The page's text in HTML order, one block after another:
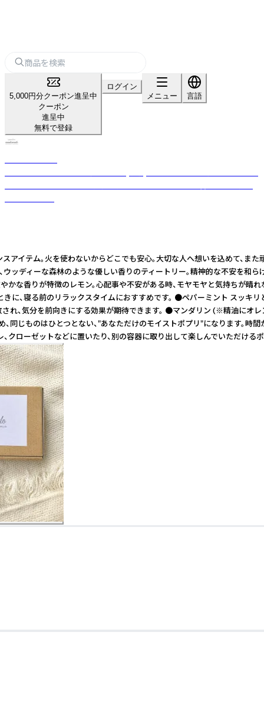
5,000円分クーポン進呈中
クーポン
進呈中
無料で登録
ログイン
メニュー
言語
テム。火を使わないからどこでも安心。大切な人へ想いを込め
ィーな森林のような優しい香りのティートリー。精神的な不安
りが特徴のレモン。心配事や不安がある時、モヤモヤと気持ち
寝る前のリラックスタイムにおすすめです。 ●ペパーミント ス
気分を前向きにする効果が期待できます。 ●マンダリン (※精油
ものはひとつとない、"あなただけのモイストポプリ"になります
クローゼットなどに置いたり、別の容器に取り出して楽しんでいただけるポ